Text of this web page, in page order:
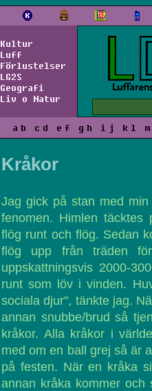
Kultur
Luff
Förlustelser
LG2S
Geografi
Liv o Natur
a b c d e f g h i j k l m
Kråkor
Jag gick på stan med
fenomen. Himlen täcktes
flög runt och flög. Sedan
flög upp från träden
uppskattningsvis 2000-
runt som löv i vinden.
sociala djur", tänkte jag.
annan snubbe/brud så
kråkor. Alla kråkor i
med om en ball grej så är
på festen. När en kråka
annan kråka kommer